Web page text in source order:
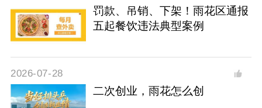
罚款、吊销、下架！雨花区通报
五起餐饮违法典型案例
2026-07-28
二次创业，雨花怎么创